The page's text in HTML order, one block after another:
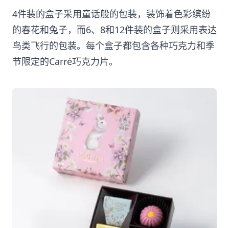
4件装的盒子采用童话般的包装，装饰着色彩缤纷
的春花和兔子，而6、8和12件装的盒子则采用表达
鸟类飞行的包装。每个盒子都包含各种巧克力和季
节限定的Carré巧克力片。